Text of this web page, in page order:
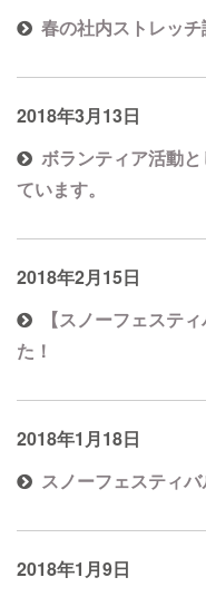
春の社内ストレッチ
2018年3月13日
ボランティア活動
ています。
2018年2月15日
【スノーフェステ
た！
2018年1月18日
スノーフェスティ
2018年1月9日